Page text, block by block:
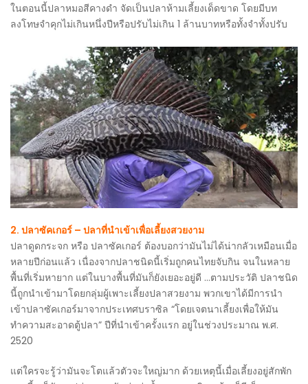
ในตอนนี้ปลาหมอสีคางดำ จัดเป็นปลาห้ามเลี้ยงเด็ดขาด โดยมีบท
ลงโทษจำคุกไม่เกินหนึ่งปีหรือปรับไม่เกิน 1 ล้านบาทหรือทั้งจำทั้งปรับ
2. ปลาซัคเกอร์ – ปลาที่นำเข้าเพื่อเลี้ยงสวยงาม
ปลาดูดกระจก หรือ ปลาซัคเกอร์ ต้องบอกว่ามันไม่ได้น่ากลัวเหมือนเมื่อ
หลายปีก่อนแล้ว เนื่องจากปลาชนิดนี้เริ่มถูกคนไทยจับกิน จนในหลาย
พื้นที่เริ่มหายาก แต่ในบางพื้นที่มันก็ยังเยอะอยู่ดี …ตามประวัติ ปลาชนิด
นี้ถูกนำเข้ามาโดยกลุ่มผู้เพาะเลี้ยงปลาสวยงาม พวกเขาได้มีการนำ
เข้าปลาซัคเกอร์มาจากประเทศบราซิล “โดยเจตนาเลี้ยงเพื่อให้มัน
ทำความสะอาดตู้ปลา” ปีที่นำเข้าครั้งแรก อยู่ในช่วงประมาณ พ.ศ.
2520
แต่ใครจะรู้ว่ามันจะโตแล้วตัวจะใหญ่มาก ด้วยเหตุนี้เมื่อเลี้ยงอยู่สักพัก